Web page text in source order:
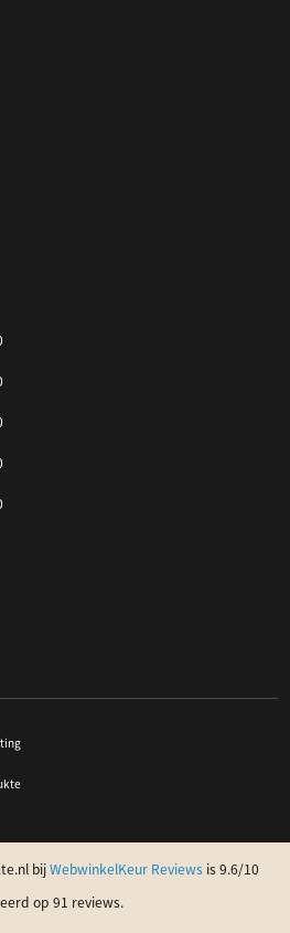
bijWebwinkelKeur Reviewsis 9.6/10
op 91 reviews.